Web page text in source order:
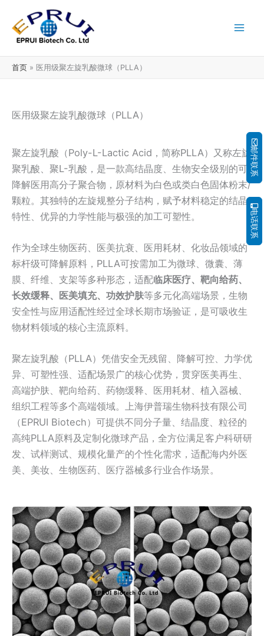
容
首页 医用级聚左旋乳酸微球（PLLA）
医用级聚左旋乳酸微球（PLLA）
聚左旋乳酸（Poly-L-Lactic Acid，简称PLLA）又称左旋
聚乳酸、聚L-乳酸，是一款高结晶度、生物安全级别的可
降解医用高分子聚合物，原材料为白色或类白色固体粉末/
颗粒。其独特的左旋规整分子结构，赋予材料稳定的结晶
特性、优异的力学性能与极强的加工可塑性。
作为全球生物医药、医美抗衰、医用耗材、化妆品领域的
标杆级可降解原料，PLLA可按需加工为微球、微囊、薄
膜、纤维、支架等多种形态，适配临床医疗、靶向给药、
长效缓释、医美填充、功效护肤等多元化高端场景，生物
安全性与应用适配性经过全球长期市场验证，是可吸收生
物材料领域的核心主流原料。
聚左旋乳酸（PLLA）凭借安全无残留、降解可控、力学优
异、可塑性强、适配场景广的核心优势，贯穿医美再生、
高端护肤、靶向给药、药物缓释、医用耗材、植入器械、
组织工程等多个高端领域。上海伊普瑞生物科技有限公司
（EPRUI Biotech）可提供不同分子量、结晶度、粒径的
高纯PLLA原料及定制化微球产品，全方位满足客户科研研
发、试样测试、规模化量产的个性化需求，适配海内外医
美、美妆、生物医药、医疗器械多行业合作场景。
邮件联系
电话联系